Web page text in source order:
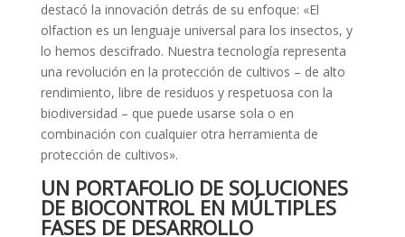
destacó la innovación detrás de su enfoque: «El
olfaction es un lenguaje universal para los insectos, y
lo hemos descifrado. Nuestra tecnología representa
una revolución en la protección de cultivos – de alto
rendimiento, libre de residuos y respetuosa con la
biodiversidad – que puede usarse sola o en
combinación con cualquier otra herramienta de
protección de cultivos».
UN PORTAFOLIO DE SOLUCIONES
DE BIOCONTROL EN MÚLTIPLES
FASES DE DESARROLLO